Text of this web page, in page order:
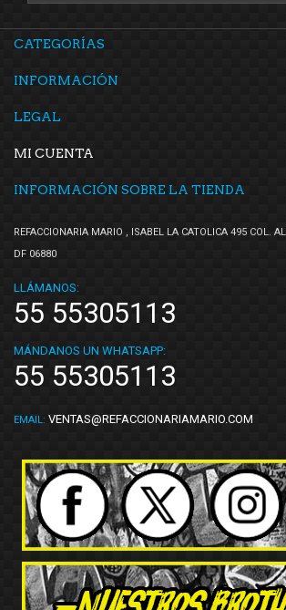
CATEGORÍAS
INFORMACIÓN
LEGAL
MI CUENTA
INFORMACIÓN SOBRE LA TIENDA
REFACCIONARIA MARIO , ISABEL LA CATOLICA 495 COL.
DF 06880
LLÁMANOS:
55 55305113
MÁNDANOS UN WHATSAPP:
55 55305113
EMAIL: VENTAS@REFACCIONARIAMARIO.COM